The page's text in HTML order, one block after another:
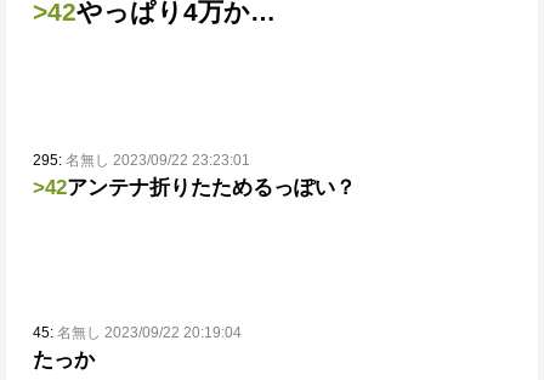
>42やっぱり4万か…
295: 名無し 2023/09/22 23:23:01
>42アンテナ折りたためるっぽい？
45: 名無し 2023/09/22 20:19:04
たっか